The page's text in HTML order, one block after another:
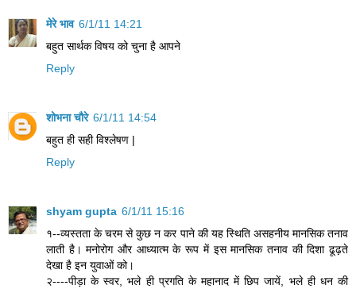
मेरे भाव 6/1/11 14:21
बहुत सार्थक विषय को चुना है आपने
Reply
शोभना चौरे 6/1/11 14:54
बहुत ही सही विश्लेषण |
Reply
shyam gupta 6/1/11 15:16
१--व्यस्तता के चरम से कुछ न कर पाने की यह स्थिति असहनीय मानसिक तनाव
लाती है। मनोरोग और आध्यात्म के रूप में इस मानसिक तनाव की दिशा ढूढ़ते
देखा है इन युवाओं को।
२----पीड़ा के स्वर, भले ही प्रगति के महानाद में छिप जायें, भले ही धन की